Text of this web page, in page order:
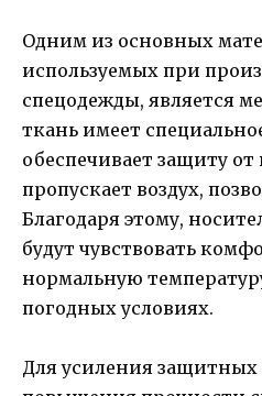
Одним из основных
используемых при
спецодежды, является
ткань имеет
обеспечивает защиту
пропускает воздух,
Благодаря этому,
будут чувствовать
нормальную
погодных условиях.
Для усиления защитных